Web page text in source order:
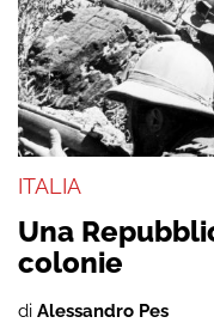
ITALIA
Una
colonie
di Alessandro Pes